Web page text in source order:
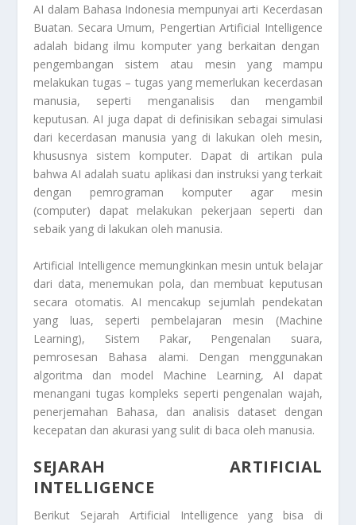
AI dalam Bahasa Indonesia mempunyai arti Kecerdasan
Buatan. Secara Umum, Pengertian Artificial Intelligence
adalah bidang ilmu komputer yang berkaitan dengan
pengembangan sistem atau mesin yang mampu
melakukan tugas – tugas yang memerlukan kecerdasan
manusia, seperti menganalisis dan mengambil
keputusan. AI juga dapat di definisikan sebagai simulasi
dari kecerdasan manusia yang di lakukan oleh mesin,
khususnya sistem komputer. Dapat di artikan pula
bahwa AI adalah suatu aplikasi dan instruksi yang terkait
dengan pemrograman komputer agar mesin
(computer) dapat melakukan pekerjaan seperti dan
sebaik yang di lakukan oleh manusia.
Artificial Intelligence memungkinkan mesin untuk belajar
dari data, menemukan pola, dan membuat keputusan
secara otomatis. AI mencakup sejumlah pendekatan
yang luas, seperti pembelajaran mesin (Machine
Learning), Sistem Pakar, Pengenalan suara,
pemrosesan Bahasa alami. Dengan menggunakan
algoritma dan model Machine Learning, AI dapat
menangani tugas kompleks seperti pengenalan wajah,
penerjemahan Bahasa, dan analisis dataset dengan
kecepatan dan akurasi yang sulit di baca oleh manusia.
SEJARAH ARTIFICIAL
INTELLIGENCE
Berikut Sejarah Artificial Intelligence yang bisa di